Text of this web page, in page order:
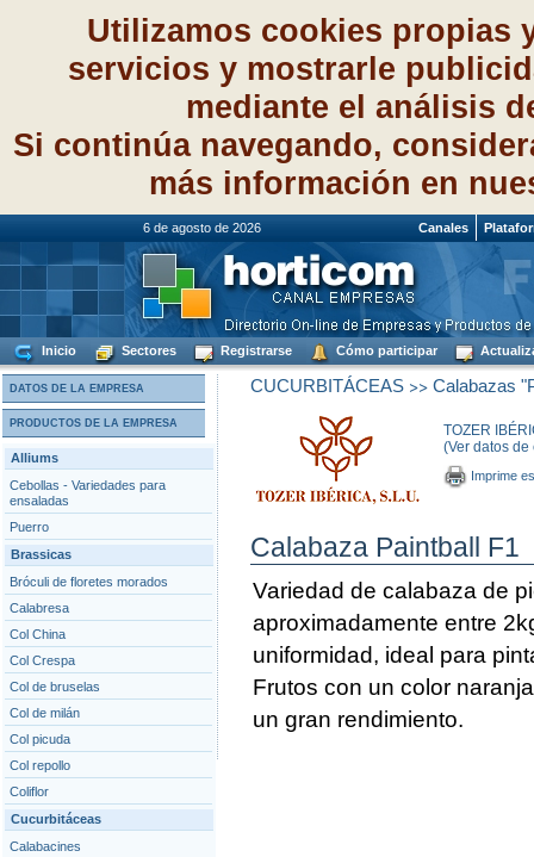
Utilizamos cookies propias
servicios y mostrarle
mediante el análisis
Si continúa navegando,
más información en
6 de agosto de 2026 Canales
Inicio Sectores Registrarse Cómo participar
DATOS DE LA EMPRESA
PRODUCTOS DE LA EMPRESA
Alliums
Cebollas - Variedades para
ensaladas
Puerro
Brassicas
Bróculi de floretes morados
Calabresa
Col China
Col Crespa
Col de bruselas
Col de milán
Col picuda
Col repollo
Coliflor
Cucurbitáceas
Calabacines
CUCURBITÁCEAS>> Calabazas
TOZER
(Ver datos
Imprime
Calabaza Paintball F1
Variedad de calabaza de
aproximadamente entre
uniformidad, ideal para
Frutos con un color
un gran rendimiento.